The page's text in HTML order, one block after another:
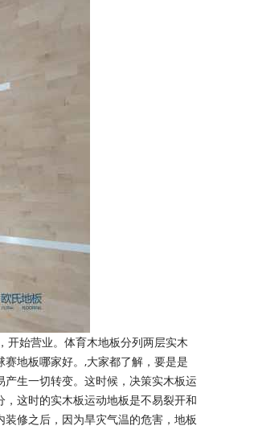
始营业。体育木地板分列两层实木
地板哪家好。,大家都了解，要是是
生一切转变。这时候，决策实木板运
这时的实木板运动地板是不易裂开和
修之后，因为旱灾气温的危害，地板